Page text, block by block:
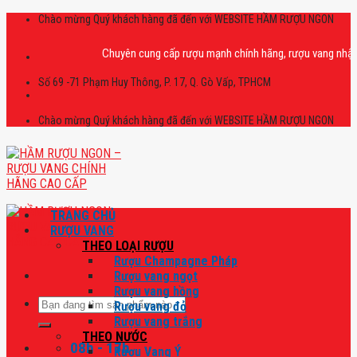
Skip
Chào mừng Quý khách hàng đã đến với WEBSITE HẦM RƯỢU NGON
Chuyên cung cấp rượu mạnh chính hãng, rượu vang nhập
Số 69 -71 Phạm Huy Thông, P. 17, Q. Gò Vấp, TPHCM
Chào mừng Quý khách hàng đã đến với WEBSITE HẦM RƯỢU NGON
Tìm
kiếm:
08h - 17h
TRANG CHỦ
RƯỢU VANG
THEO LOẠI RƯỢU
Rượu Champagne Pháp
Rượu vang ngọt
Rượu vang hồng
Rượu vang đỏ
Rượu vang trắng
THEO NƯỚC
Rượu Vang Ý